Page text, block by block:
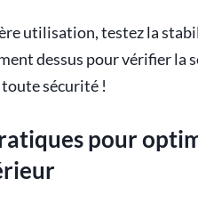
utilisation, testez la
dessus pour vérifier la
sécurité !
pour